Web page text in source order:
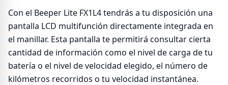
Con el Beeper Lite FX1L4 tendrás a tu disposición una
pantalla LCD multifunción directamente integrada en
el manillar. Esta pantalla te permitirá consultar cierta
cantidad de información como el nivel de carga de tu
batería o el nivel de velocidad elegido, el número de
kilómetros recorridos o tu velocidad instantánea.